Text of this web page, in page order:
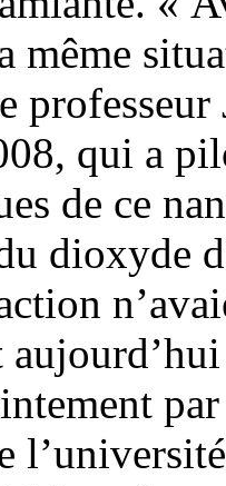
même
qui a
de ce
dioxyde